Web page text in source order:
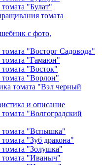
"Булат"
томата
с фото,
"Восторг Садовода"
томата "Гамаюн"
"Восток"
томата "Ворлон"
томата "Вэл черный
и описание
"Волгоградский
томата "Вспышка"
"Зуб дракона"
томата "Золушка"
томата "Иваныч"